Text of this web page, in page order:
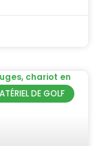
DE GOLF